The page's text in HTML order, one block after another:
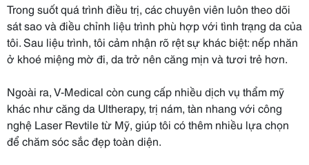
Trong suốt quá trình điều trị, các chuyên viên luôn theo dõi
sát sao và điều chỉnh liệu trình phù hợp với tình trạng da của
tôi. Sau liệu trình, tôi cảm nhận rõ rệt sự khác biệt: nếp nhăn
ở khoé miệng mờ đi, da trở nên căng mịn và tươi trẻ hơn.
Ngoài ra, V-Medical còn cung cấp nhiều dịch vụ thẩm mỹ
khác như căng da Ultherapy, trị nám, tàn nhang với công
nghệ Laser Revtile từ Mỹ, giúp tôi có thêm nhiều lựa chọn
để chăm sóc sắc đẹp toàn diện.